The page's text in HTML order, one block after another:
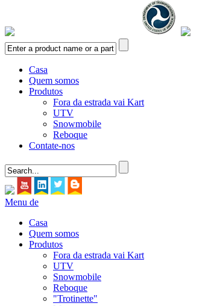
Casa
Quem somos
Produtos
Fora da estrada vai Kart
UTV
Snowmobile
Reboque
Contate-nos
Menu de
Casa
Quem somos
Produtos
Fora da estrada vai Kart
UTV
Snowmobile
Reboque
"Trotinette"